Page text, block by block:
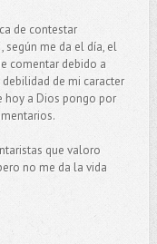
de contestar
según me da el día, el
comentar debido a
de mi caracter
hoy a Dios pongo por
que valoro
no me da la vida